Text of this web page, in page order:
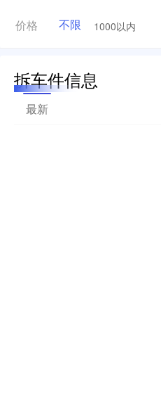
价格 不限 1000以内
拆车件信息
最新